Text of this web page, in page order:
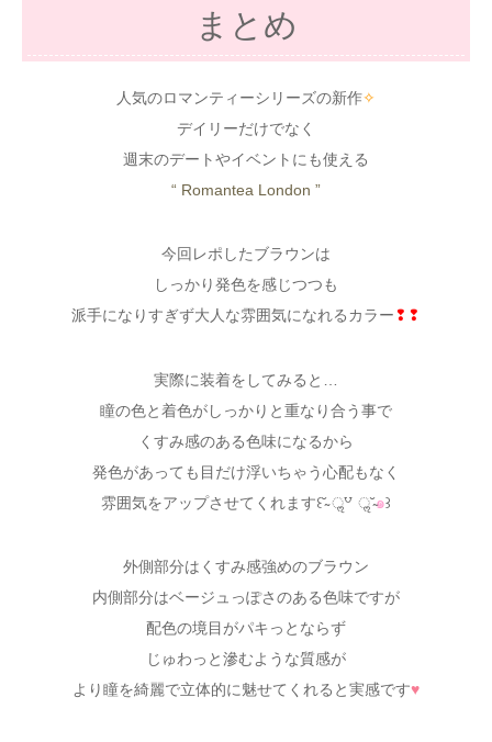
まとめ
人気のロマンティーシリーズの新作✧
デイリーだけでなく
週末のデートやイベントにも使える
“ Romantea London ”
今回レポしたブラウンは
しっかり発色を感じつつも
派手になりすぎず大人な雰囲気になれるカラー❢❢
実際に装着をしてみると…
瞳の色と着色がしっかりと重なり合う事で
くすみ感のある色味になるから
発色があっても目だけ浮いちゃう心配もなく
雰囲気をアップさせてくれます꒰˘̴ ॢ꒵ ॢ˘̴๑꒱
外側部分はくすみ感強めのブラウン
内側部分はベージュっぽさのある色味ですが
配色の境目がパキっとならず
じゅわっと滲むような質感が
より瞳を綺麗で立体的に魅せてくれると実感です♥